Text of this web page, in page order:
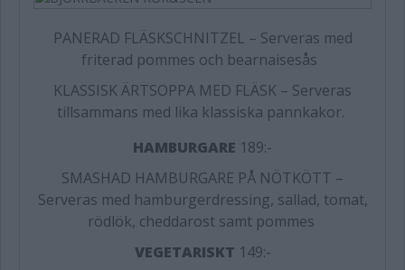
PANERAD FLÄSKSCHNITZEL – Serveras med
friterad pommes och bearnaisesås
KLASSISK ÄRTSOPPA MED FLÄSK – Serveras
tillsammans med lika klassiska pannkakor.
HAMBURGARE 189:-
SMASHAD HAMBURGARE PÅ NÖTKÖTT –
Serveras med hamburgerdressing, sallad, tomat,
rödlök, cheddarost samt pommes
VEGETARISKT 149:-